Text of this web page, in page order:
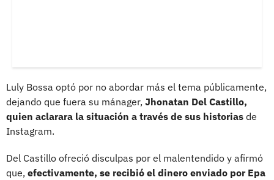
Luly Bossa optó por no abordar más el tema públicamente,
dejando que fuera su mánager, Jhonatan Del Castillo,
quien aclarara la situación a través de sus historias de
Instagram.
Del Castillo ofreció disculpas por el malentendido y afirmó
que, efectivamente, se recibió el dinero enviado por Epa